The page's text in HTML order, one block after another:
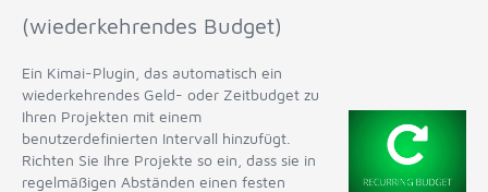
(wiederkehrendes Budget)
Ein Kimai-Plugin, das automatisch ein
wiederkehrendes Geld- oder Zeitbudget zu
Ihren Projekten mit einem
benutzerdefinierten Intervall hinzufügt.
Richten Sie Ihre Projekte so ein, dass sie in
regelmäßigen Abständen einen festen